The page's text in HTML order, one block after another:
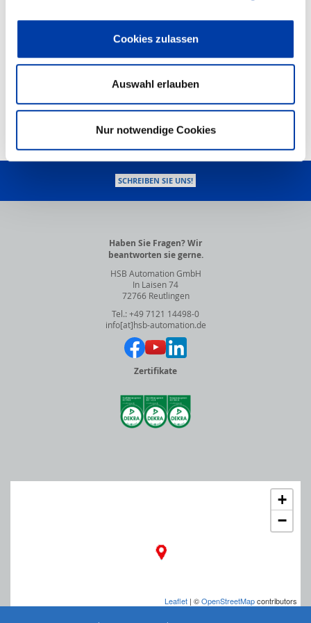
Cookies zulassen
Auswahl erlauben
Nur notwendige Cookies
NACH OBEN
SCHREIBEN SIE UNS!
Haben Sie Fragen? Wir
beantworten sie gerne.
HSB Automation GmbH
In Laisen 74
72766 Reutlingen
Tel.: +49 7121 14498-0
info[at]hsb-automation.de
Zertifikate
+
−
Leaflet | ©OpenStreetMapcontributors